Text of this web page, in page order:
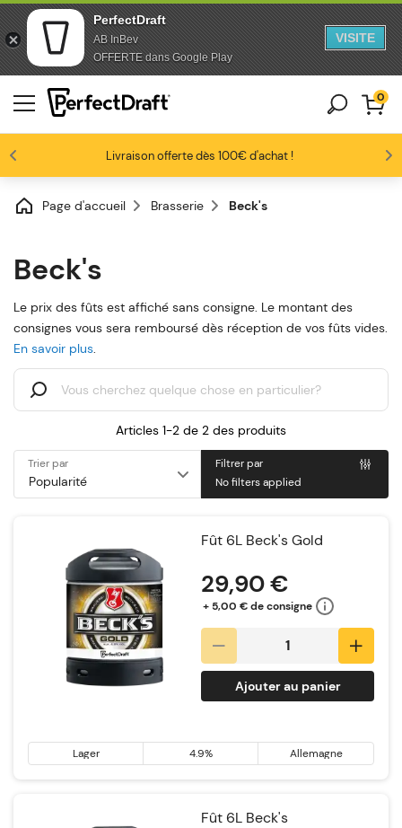
PerfectDraft
AB InBev
OFFERTE dans Google Play
VISITE
Aller au contenu
Sauter au pied de page
Livraison offerte dès 100€ d'achat !
Profitez de -10% dès 3 fûts unitaires
Les amateurs de bière nous adorent
0
Page d'accueil Brasserie Beck's
Beck's
Le prix des fûts est affiché sans consigne. Le montant des
consignes vous sera remboursé dès réception de vos fûts vides.
En savoir plus.
Articles 1-2 de 2 des produits
Trier par
Filtrer par
No filters applied
Fût 6L Beck's Gold
29,90 €
+ 5,00 € de consigne
Ajouter au panier
Lager 4.9% Allemagne
Fût 6L Beck's